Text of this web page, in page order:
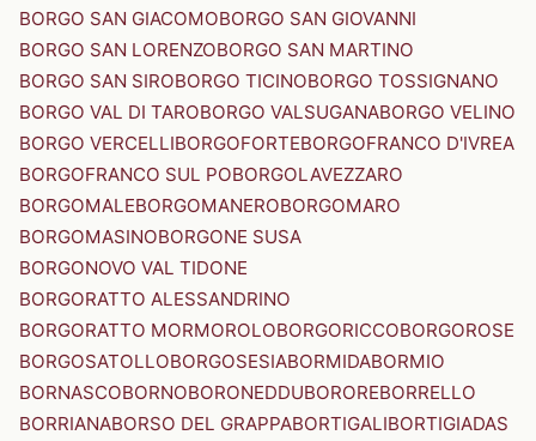
BORGO SAN GIACOMOBORGO SAN GIOVANNI
BORGO SAN LORENZOBORGO SAN MARTINO
BORGO SAN SIROBORGO TICINOBORGO TOSSIGNANO
BORGO VAL DI TAROBORGO VALSUGANABORGO VELINO
BORGO VERCELLIBORGOFORTEBORGOFRANCO D'IVREA
BORGOFRANCO SUL POBORGOLAVEZZARO
BORGOMALEBORGOMANEROBORGOMARO
BORGOMASINOBORGONE SUSA
BORGONOVO VAL TIDONE
BORGORATTO ALESSANDRINO
BORGORATTO MORMOROLOBORGORICCOBORGOROSE
BORGOSATOLLOBORGOSESIABORMIDABORMIO
BORNASCOBORNOBORONEDDUBOROREBORRELLO
BORRIANABORSO DEL GRAPPABORTIGALIBORTIGIADAS